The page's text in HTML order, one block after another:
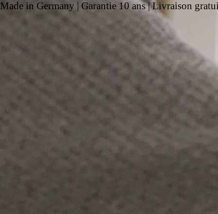
Made in Germany | Garantie 10 ans | Livraison